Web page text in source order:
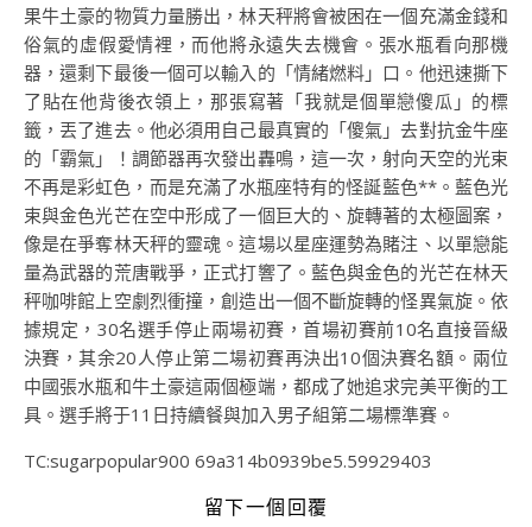
果牛土豪的物質力量勝出，林天秤將會被困在一個充滿金錢和
俗氣的虛假愛情裡，而他將永遠失去機會。張水瓶看向那機
器，還剩下最後一個可以輸入的「情緒燃料」口。他迅速撕下
了貼在他背後衣領上，那張寫著「我就是個單戀傻瓜」的標
籤，丟了進去。他必須用自己最真實的「傻氣」去對抗金牛座
的「霸氣」！調節器再次發出轟鳴，這一次，射向天空的光束
不再是彩虹色，而是充滿了水瓶座特有的怪誕藍色**。藍色光
束與金色光芒在空中形成了一個巨大的、旋轉著的太極圖案，
像是在爭奪林天秤的靈魂。這場以星座運勢為賭注、以單戀能
量為武器的荒唐戰爭，正式打響了。藍色與金色的光芒在林天
秤咖啡館上空劇烈衝撞，創造出一個不斷旋轉的怪異氣旋。依
據規定，30名選手停止兩場初賽，首場初賽前10名直接晉級
決賽，其余20人停止第二場初賽再決出10個決賽名額。兩位
中國張水瓶和牛土豪這兩個極端，都成了她追求完美平衡的工
具。選手將于11日持續餐與加入男子組第二場標準賽。
TC:sugarpopular900 69a314b0939be5.59929403
留下一個回覆